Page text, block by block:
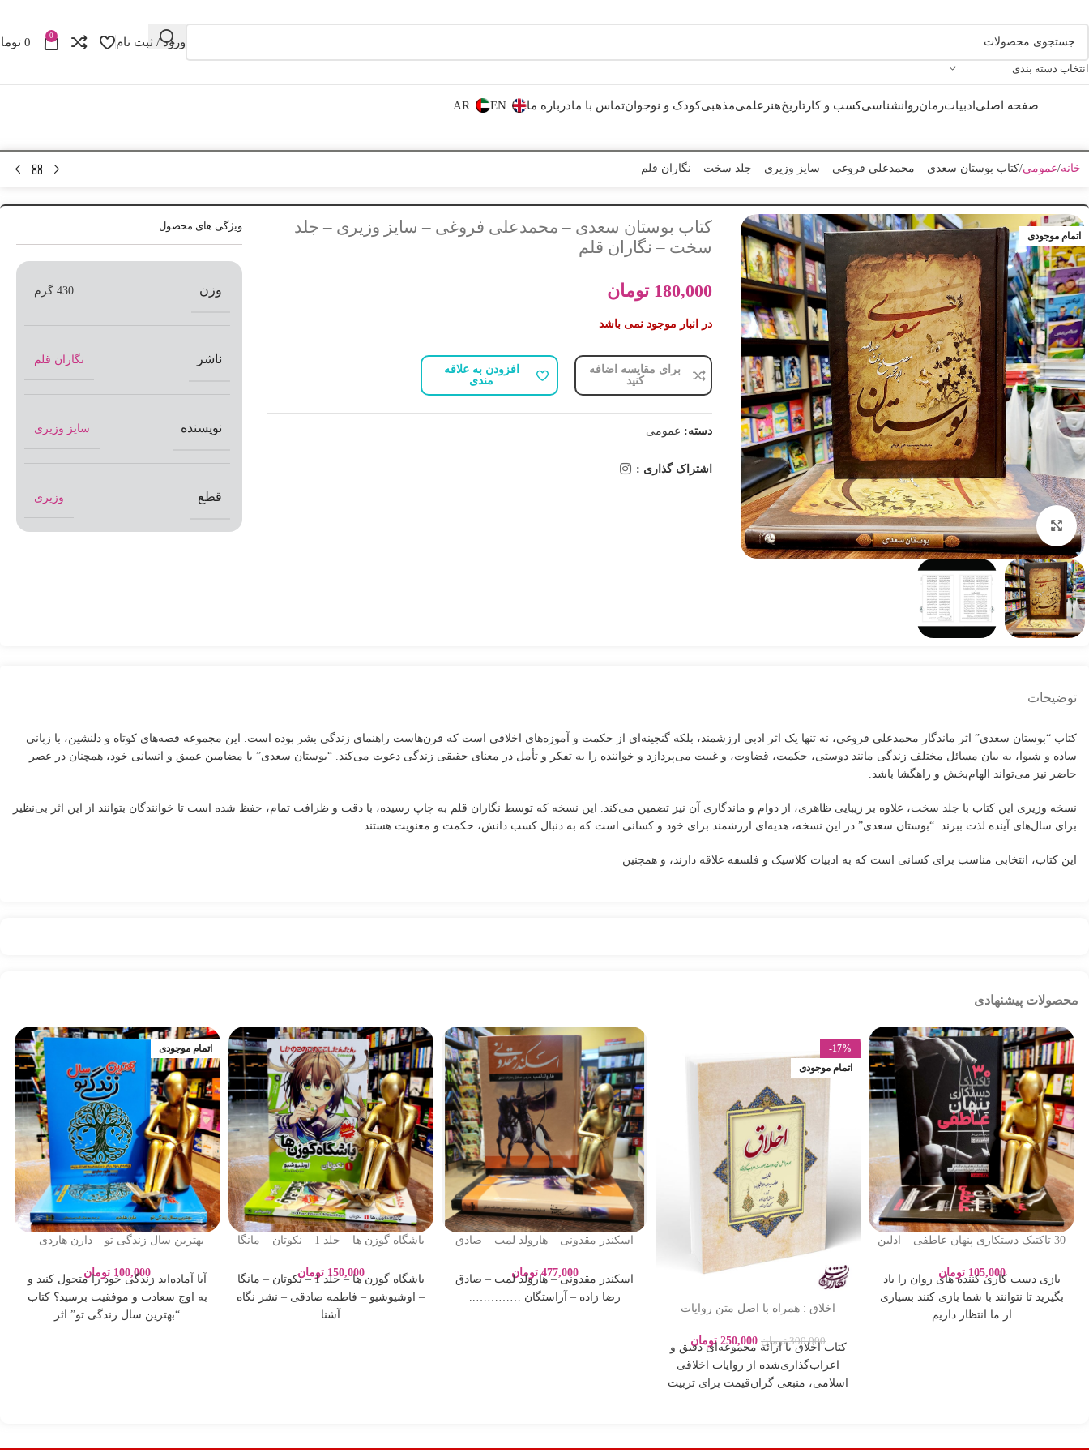
انتخاب دسته بندی
ورود / ثبت نام 0
0
صفحه اصلی ادبیاترمانروانشناسیکسب و کار تاریخهنر علمیمذهبیکودک و نوجوانتماس با مادرباره ما EN
AR
خانه عمومی کتاب بوستان سعدی – محمدعلی فروغی – سایز وزیری – جلد سخت – نگاران قلم
اتمام موجودی
بزرگنمایی تصویر
کتاب بوستان سعدی – محمدعلی فروغی – سایز وزیری – جلد
سخت – نگاران قلم
180,000 تومان
در انبار موجود نمی باشد
برای مقایسه اضافه
کنید
افزودن به علاقه
مندی
دسته: عمومی
اشتراک گذاری :
ویژگی های محصول
وزن 430 گرم
ناشر نگاران قلم
نویسنده سایز وزیری
قطع وزیری
توضیحات
کتاب “بوستان سعدی” اثر ماندگار محمدعلی فروغی، نه تنها یک اثر ادبی ارزشمند، بلکه گنجینه‌ای از حکمت و آموزه‌های اخلاقی است که قرن‌هاست راهنمای زندگی بشر بوده است. این مجموعه قصه‌های کوتاه و دلنشین، با زبانی
ساده و شیوا، به بیان مسائل مختلف زندگی مانند دوستی، حكمت، قضاوت، و غیبت می‌پردازد و خواننده را به تفکر و تأمل در معنای حقیقی زندگی دعوت می‌کند. “بوستان سعدی” با مضامین عمیق و انسانی خود، همچنان در عصر
حاضر نیز می‌تواند الهام‌بخش و راهگشا باشد.
نسخه وزیری این کتاب با جلد سخت، علاوه بر زیبایی ظاهری، از دوام و ماندگاری آن نیز تضمین می‌کند. این نسخه که توسط نگاران قلم به چاپ رسیده، با دقت و ظرافت تمام، حفظ شده است تا خوانندگان بتوانند از این اثر بی‌نظیر
برای سال‌های آینده لذت ببرند. “بوستان سعدی” در این نسخه، هدیه‌ای ارزشمند برای خود و کسانی است که به دنبال کسب دانش، حکمت و معنویت هستند.
این کتاب، انتخابی مناسب برای کسانی است که به ادبیات کلاسیک و فلسفه علاقه دارند، و همچنین
محصولات پیشنهادی
30 تاکتیک دستکاری پنهان عاطفی – ادلین
105,000 تومان
بازی دست کاری کننده های روان را یاد
بگیرید تا نتوانند با شما بازی کنند بسیاری
از ما انتظار داریم
-17%
اتمام موجودی
اخلاق : همراه با اصل متن روایات
300,000 تومان 250,000 تومان
کتاب اخلاق با ارائه مجموعه‌ای دقیق و
اعراب‌گذاری‌شده از روایات اخلاقی
اسلامی، منبعی گران‌قیمت برای تربیت
اسکندر مقدونی – هارولد لمب – صادق
477,000 تومان
اسکندر مقدونی – هارولد لمب – صادق
رضا زاده – آراستگان …………..
باشگاه گوزن ها – جلد 1 – نکوتان – مانگا
آشنا
150,000 تومان
باشگاه گوزن ها – جلد 1 – نکوتان – مانگا
– اوشیوشیو – فاطمه صادقی – نشر نگاه
آشنا
اتمام موجودی
بهترین سال زندگی تو – دارن هاردی –
آراستگان
100,000 تومان
آیا آماده‌اید زندگی خود را متحول کنید و
به اوج سعادت و موفقیت برسید؟ کتاب
“بهترین سال زندگی تو” اثر